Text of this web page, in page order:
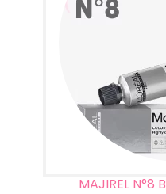
MAJIREL N°8